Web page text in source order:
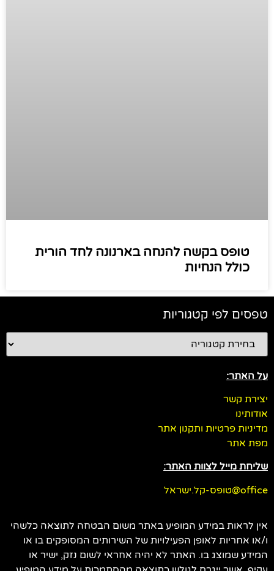
טופס בקשה להנחה בארנונה לחד הורית
כולל הנחיות
טפסים לפי קטגוריות
על האתר:
יצירת קשר
אודותינו
מדיניות פרטיות ותקנון אתר
מפת אתר
שליחת מייל לצוות האתר:
office@טופס-קל.ישראל
אין לראות במידע המופיע באתר משום הבטחה לתוצאה כלשהי
ו/או אחריות לאופן הפעילויות של השירותים המסופקים בו או
המידע שמוצג בו. האתר לא יהיה אחראי לשום נזק, ישיר או